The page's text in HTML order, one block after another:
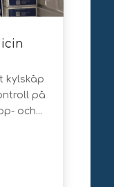
kylskåp
på
och...